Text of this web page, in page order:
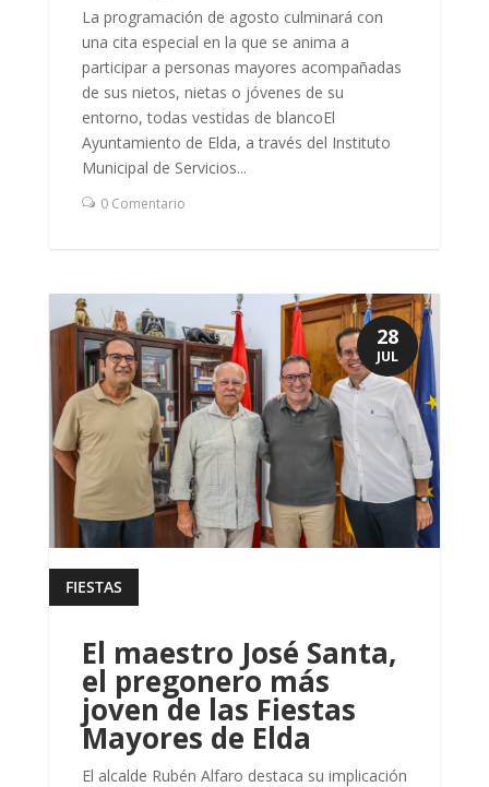
La programación de agosto culminará con
una cita especial en la que se anima a
participar a personas mayores acompañadas
de sus nietos, nietas o jóvenes de su
entorno, todas vestidas de blancoEl
Ayuntamiento de Elda, a través del Instituto
Municipal de Servicios...
0 Comentario
leer más
El maestro José Santa,
el pregonero más
joven de las Fiestas
Mayores de Elda
FIESTAS
El alcalde Rubén Alfaro destaca su implicación
28
JUL